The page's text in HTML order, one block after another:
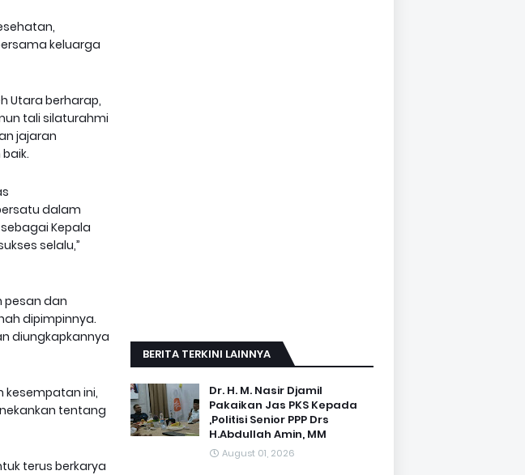
keluarga
Utara berharap,
tali silaturahmi
jajaran
dalam
Kepala
selalu,”
pesan dan
dipimpinnya.
diungkapkannya
kesempatan ini,
tentang
terus berkarya
BERITA TERKINI LAINNYA
Dr. H. M. Nasir Djamil
Pakaikan Jas PKS Kepada
,Politisi Senior PPP Drs
H.Abdullah Amin, MM
August 01, 2026